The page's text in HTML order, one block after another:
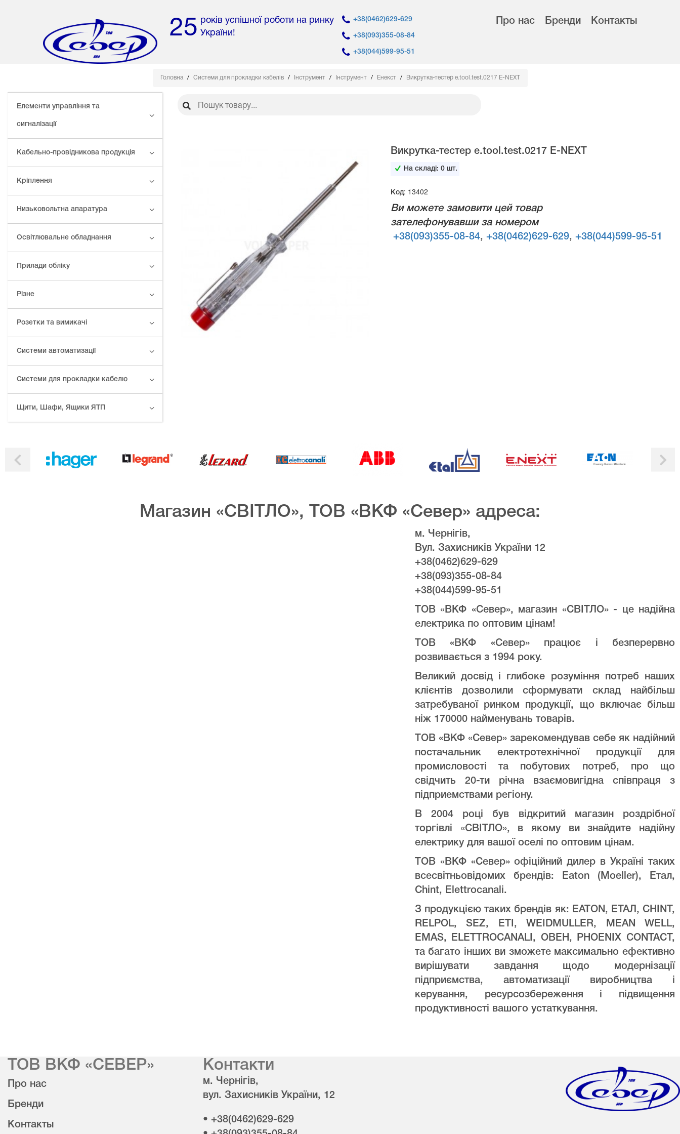
25 років успішної роботи на ринку
України!
+38(0462)629-629
+38(093)355-08-84
+38(044)599-95-51
Про нас Бренди Контакты
Елементи управління та
сигналізації
Кабельно-провідникова продукція
Кріплення
Низьковольтна апаратура
Освітлювальне обладнання
Прилади обліку
Різне
Розетки та вимикачі
Системи автоматизації
Системи для прокладки кабелю
Щити, Шафи, Ящики ЯТП
Головна Системи для прокладки кабелів Інструмент Інструмент Енекст Викрутка-тестер e.tool.test.0217 E-NEXT
Викрутка-тестер e.tool.test.0217 E-NEXT
На складі: 0шт.
Код: 13402
Ви можете замовити цей товар
зателефонувавши за номером
+38(093)355-08-84, +38(0462)629-629, +38(044)599-95-51
Магазин «СВІТЛО», ТОВ «ВКФ «Север» адреса:
м. Чернігів,
Вул. Захисників України 12
+38(0462)629-629
+38(093)355-08-84
+38(044)599-95-51
ТОВ «ВКФ «Север», магазин «СВІТЛО» - це надійна
електрика по оптовим цінам!
ТОВ «ВКФ «Север» працює і безперервно
розвивається з 1994 року.
Великий досвід і глибоке розуміння потреб наших
клієнтів дозволили сформувати склад найбільш
затребуваної ринком продукції, що включає більш
ніж 170000 найменувань товарів.
ТОВ «ВКФ «Север» зарекомендував себе як надійний
постачальник електротехнічної продукції для
промисловості та побутових потреб, про що
свідчить 20-ти річна взаємовигідна співпраця з
підприемствами регіону.
В 2004 році був відкритий магазин роздрібної
торгівлі «СВІТЛО», в якому ви знайдите надійну
електрику для вашої оселі по оптовим цінам.
ТОВ «ВКФ «Север» офіційний дилер в Україні таких
всесвітньовідомих брендів: Eaton (Moeller), Етал,
Chint, Elettrocanali.
З продукцією таких брендів як: EATON, ЕТАЛ, CHINT,
RELPOL, SEZ, ETI, WEIDMULLER, MEAN WELL,
EMAS, ELETTROCANALI, ОВЕН, PHOENIX CONTACT,
та багато інших ви зможете максимально ефективно
вирішувати завдання щодо модернізації
підприємства, автоматизації виробництва і
керування, ресурсозбереження і підвищення
продуктивності вашого устаткування.
ТОВ ВКФ «СЕВЕР»
Про нас
Бренди
Контакты
Контакти
м. Чернігів,
вул. Захисників України, 12
• +38(0462)629-629